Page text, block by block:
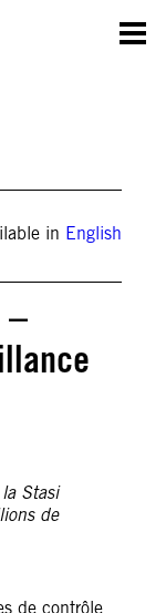
in English
–
Stasi
de
de contrôle